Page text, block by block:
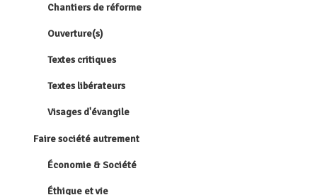
Chantiers de réforme
Ouverture(s)
Textes critiques
Textes libérateurs
Visages d'évangile
Faire société autrement
Économie & Société
Éthique et vie